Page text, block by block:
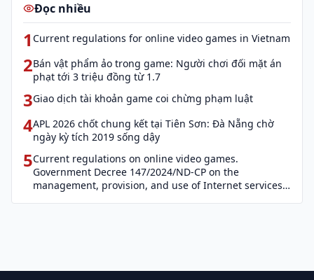
Đọc nhiều
1 Current regulations for online video games in Vietnam
2Bán vật phẩm ảo trong game: Người chơi đối mặt án
phạt tới 3 triệu đồng từ 1.7
3Giao dịch tài khoản game coi chừng phạm luật
4APL 2026 chốt chung kết tại Tiên Sơn: Đà Nẵng chờ
ngày kỳ tích 2019 sống dậy
5Current regulations on online video games.
Government Decree 147/2024/ND-CP on the
management, provision, and use of Internet services